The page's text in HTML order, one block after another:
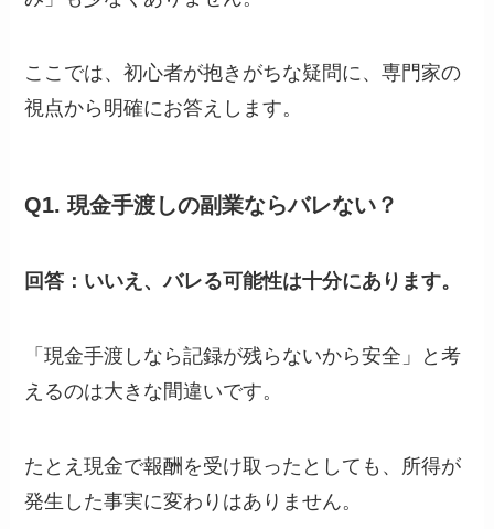
ここでは、初心者が抱きがちな疑問に、専門家の
視点から明確にお答えします。
Q1. 現金手渡しの副業ならバレない？
回答：いいえ、バレる可能性は十分にあります。
「現金手渡しなら記録が残らないから安全」と考
えるのは大きな間違いです。
たとえ現金で報酬を受け取ったとしても、所得が
発生した事実に変わりはありません。